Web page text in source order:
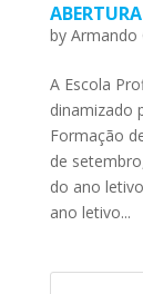
by Armando
A Escola
dinamizado
Formação
de
do ano
ano letivo...